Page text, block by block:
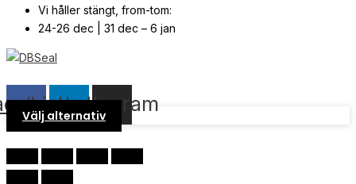
Vi håller stängt, from-tom:
24-26 dec | 31 dec – 6 jan
Linkedin
Instagram
Välj alternativ